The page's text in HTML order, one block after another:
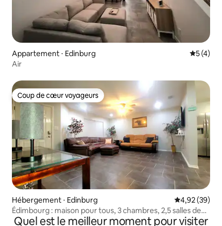
Appartement ⋅ Edinburg
5 (4)
Air
Coup de cœur voyageurs
Coup de cœur voyageurs
Hébergement ⋅ Edinburg Évaluation
4,92 (39)
Édimbourg : maison pour tous, 3 chambres, 2,5 salles de
bain
Quel est le meilleur moment pour visiter